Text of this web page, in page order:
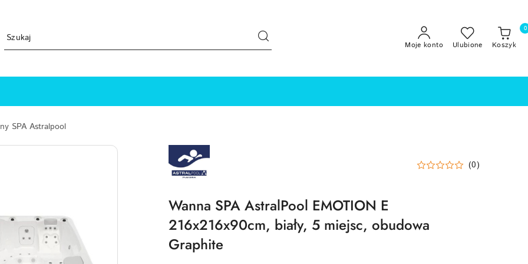
Moje konto Ulubione Koszyk
0
SPA Astralpool
ASTRALPOOL-
LOGO_200X200
(0)
Wanna SPA AstralPool EMOTION E
216x216x90cm, biały, 5 miejsc, obudowa
Graphite